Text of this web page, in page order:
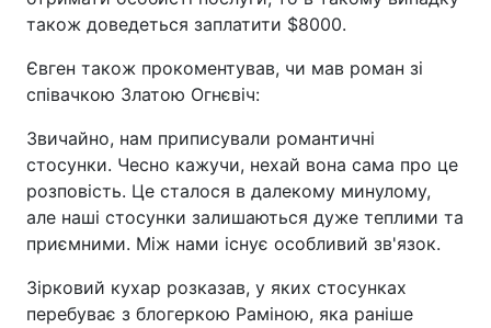
також доведеться заплатити $8000.
Євген також прокоментував, чи мав роман зі
співачкою Златою Огнєвіч:
Звичайно, нам приписували романтичні
стосунки. Чесно кажучи, нехай вона сама про це
розповість. Це сталося в далекому минулому,
але наші стосунки залишаються дуже теплими та
приємними. Між нами існує особливий зв'язок.
Зірковий кухар розказав, у яких стосунках
перебуває з блогеркою Раміною, яка раніше